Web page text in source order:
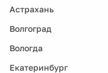
Астрахань
Волгоград
Вологда
Екатеринбург